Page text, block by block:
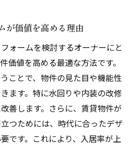
上させるためのリフォームポ
を実現する最新リフォーム技
ズに応えるデザインと機能
が価値を高める理由
ォームを検討するオーナーにと
価値を高める最適な方法です。
ことで、物件の見た目や機能性
ます。特に水回りや内装の改修
善します。さらに、賃貸物件が
つためには、時代に合ったデザ
です。これにより、入居率が上